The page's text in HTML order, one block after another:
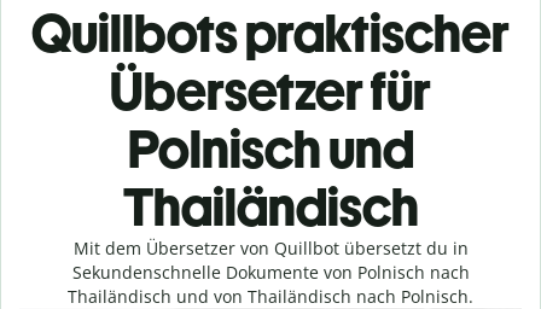
Quillbots praktischer
Übersetzer für
Polnisch und
Thailändisch
Mit dem Übersetzer von Quillbot übersetzt du in
Sekundenschnelle Dokumente von Polnisch nach
Thailändisch und von Thailändisch nach Polnisch.